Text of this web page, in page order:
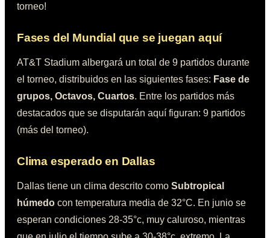
torneo!
Fases del Mundial que se juegan aquí
AT&T Stadium albergará un total de 9 partidos durante
el torneo, distribuidos en las siguientes fases: Fase de
grupos, Octavos, Cuartos. Entre los partidos más
destacados que se disputarán aquí figuran: 9 partidos
(más del torneo).
Clima esperado en Dallas
Dallas tiene un clima descrito como Subtropical
húmedo con temperatura media de 32°C. En junio se
esperan condiciones 28-35°c, muy caluroso, mientras